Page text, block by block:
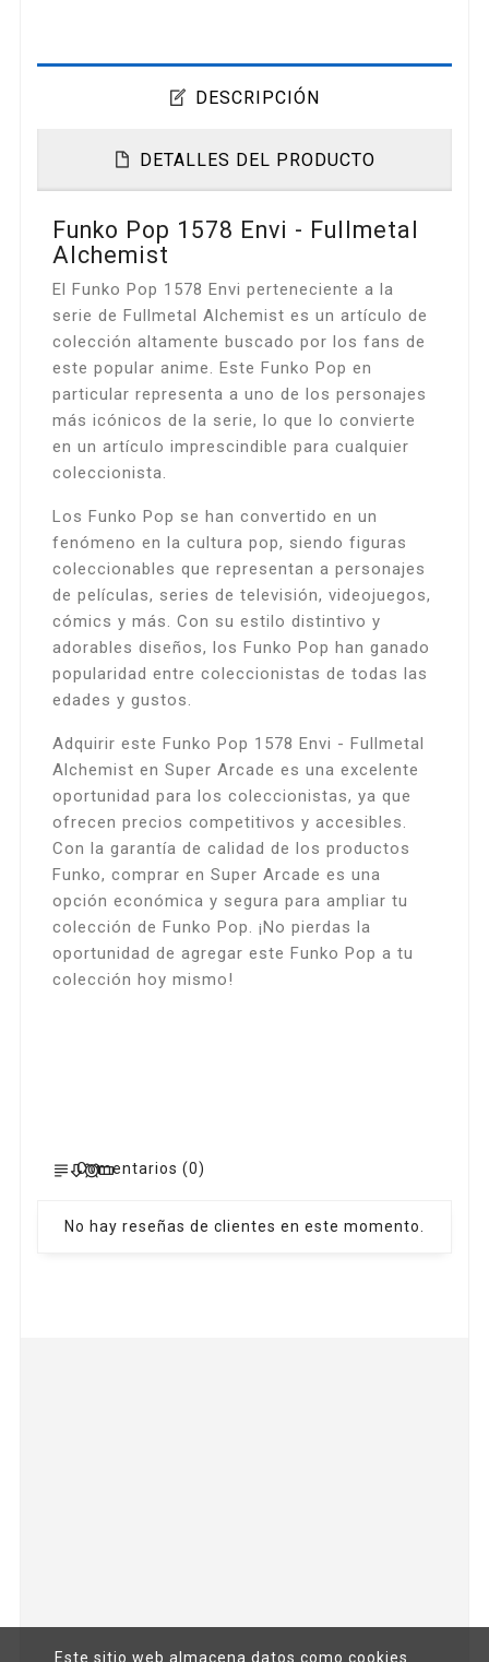
DESCRIPCIÓN
DETALLES DEL PRODUCTO
Funko Pop 1578 Envi - Fullmetal
Alchemist
El Funko Pop 1578 Envi perteneciente a la
serie de Fullmetal Alchemist es un artículo de
colección altamente buscado por los fans de
este popular anime. Este Funko Pop en
particular representa a uno de los personajes
más icónicos de la serie, lo que lo convierte
en un artículo imprescindible para cualquier
coleccionista.
Los Funko Pop se han convertido en un
fenómeno en la cultura pop, siendo figuras
coleccionables que representan a personajes
de películas, series de televisión, videojuegos,
cómics y más. Con su estilo distintivo y
adorables diseños, los Funko Pop han ganado
popularidad entre coleccionistas de todas las
edades y gustos.
Adquirir este Funko Pop 1578 Envi - Fullmetal
Alchemist en Super Arcade es una excelente
oportunidad para los coleccionistas, ya que
ofrecen precios competitivos y accesibles.
Con la garantía de calidad de los productos
Funko, comprar en Super Arcade es una
opción económica y segura para ampliar tu
colección de Funko Pop. ¡No pierdas la
oportunidad de agregar este Funko Pop a tu
colección hoy mismo!
Comentarios (0)
No hay reseñas de clientes en este momento.
Este sitio web almacena datos como cookies